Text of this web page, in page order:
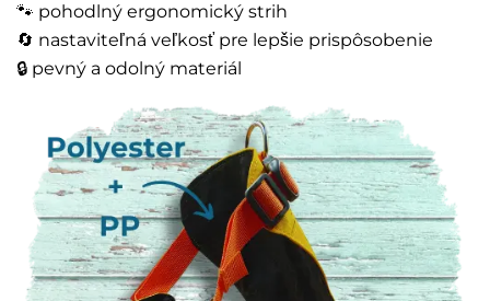
🐾 pohodlný ergonomický strih
🔄 nastaviteľná veľkosť pre lepšie prispôsobenie
🔒 pevný a odolný materiál